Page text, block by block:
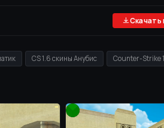
Скачать
CS 1.6 скины Анубис Counter-Strike